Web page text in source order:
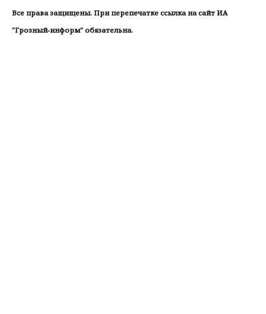
Все права защищены. При перепечатке ссылка на сайт ИА
"Грозный-информ" обязательна.